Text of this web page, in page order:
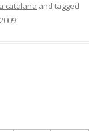
catalana and tagged
.